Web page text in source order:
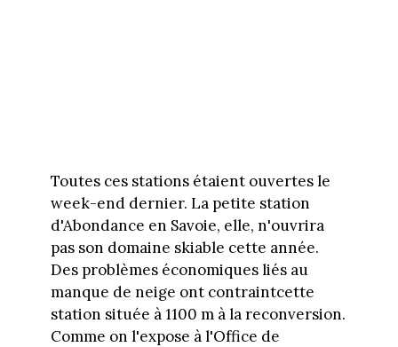
Toutes ces stations étaient ouvertes le
week-end dernier. La petite station
d'Abondance en Savoie, elle, n'ouvrira
pas son domaine skiable cette année.
Des problèmes économiques liés au
manque de neige ont contraintcette
station située à 1100 m à la reconversion.
Comme on l'expose à l'Office de